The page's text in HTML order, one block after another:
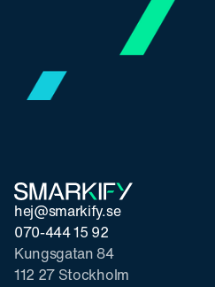
hej@smarkify.se
070-444 15 92
Kungsgatan 84
112 27 Stockholm